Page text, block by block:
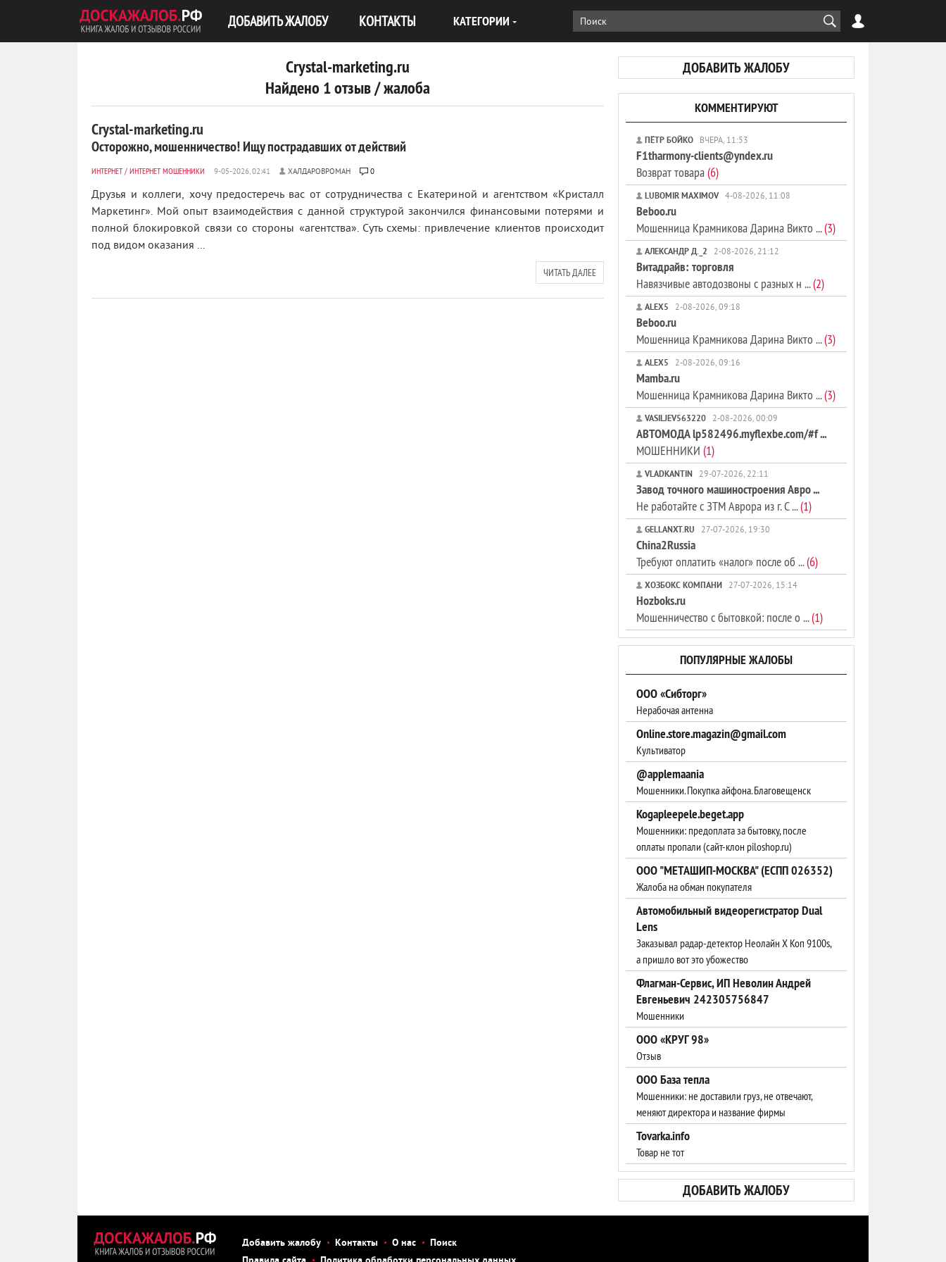
ДОБАВИТЬ ЖАЛОБУ КОНТАКТЫ КАТЕГОРИИ
ДОБАВИТЬ ЖАЛОБУ
Crystal-marketing.ru
Найдено 1 отзыв / жалоба
Crystal-marketing.ru
Осторожно, мошенничество! Ищу пострадавших от действий
ИНТЕРНЕТ/ ИНТЕРНЕТ МОШЕННИКИ ХАЛДАРОВРОМАН 0
Друзья и коллеги, хочу предостеречь вас от сотрудничества с Екатериной и агентством «Кристалл
Маркетинг». Мой опыт взаимодействия с данной структурой закончился финансовыми потерями и
полной блокировкой связи со стороны «агентства». Суть схемы: привлечение клиентов происходит
под видом оказания ...
ЧИТАТЬ ДАЛЕЕ
КОММЕНТИРУЮТ
ПЁТР БОЙКО ВЧЕРА, 11:53
F1tharmony-clients@yndex.ru
Возврат товара(6)
LUBOMIR MAXIMOV 4-08-2026, 11:08
Beboo.ru
Мошенница Крамникова Дарина Викто ...(3)
АЛЕКСАНДР Д._2 2-08-2026, 21:12
Витадрайв: торговля
Навязчивые автодозвоны с разных н ...(2)
ALEX5 2-08-2026, 09:18
Beboo.ru
Мошенница Крамникова Дарина Викто ...(3)
ALEX5 2-08-2026, 09:16
Mamba.ru
Мошенница Крамникова Дарина Викто ...(3)
VASILJEV563220 2-08-2026, 00:09
АВТОМОДА lp582496.myflexbe.com/#f ...
МОШЕННИКИ (1)
VLADKANTIN 29-07-2026, 22:11
Завод точного машиностроения Авро ...
Не работайте с ЗТМ Аврора из г. С ...(1)
GELLANXT.RU 27-07-2026, 19:30
China2Russia
Требуют оплатить «налог» после об ...(6)
ХОЗБОКС КОМПАНИ 27-07-2026, 15:14
Hozboks.ru
Мошенничество с бытовкой: после о ...(1)
ПОПУЛЯРНЫЕ ЖАЛОБЫ
ООО «Сибторг»
Нерабочая антенна
Online.store.magazin@gmail.com
Культиватор
@applemaania
Мошенники. Покупка айфона. Благовещенск
Kogapleepele.beget.app
Мошенники: предоплата за бытовку, после
оплаты пропали (сайт-клон piloshop.ru)
ООО "МЕТАШИП-МОСКВА" (ЕСПП 026352)
Жалоба на обман покупателя
Автомобильный видеорегистратор Dual
Lens
Заказывал радар-детектор Неолайн Х Коп 9100s,
а пришло вот это убожество
Флагман-Сервис, ИП Неволин Андрей
Евгеньевич 242305756847
Мошенники
ООО «КРУГ 98»
Отзыв
ООО База тепла
Мошенники: не доставили груз, не отвечают,
меняют директора и название фирмы
Tovarka.info
Товар не тот
ДОБАВИТЬ ЖАЛОБУ
Добавить жалобу Контакты О нас
Поиск